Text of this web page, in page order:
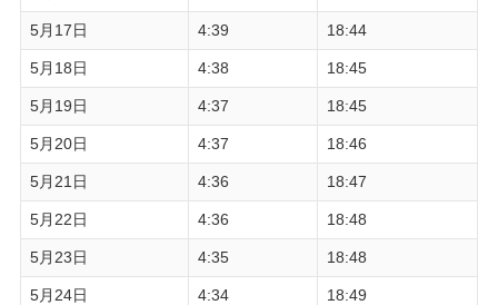
5月17日 4:39 18:44
5月18日 4:38 18:45
5月19日 4:37 18:45
5月20日 4:37 18:46
5月21日 4:36 18:47
5月22日 4:36 18:48
5月23日 4:35 18:48
5月24日 4:34 18:49